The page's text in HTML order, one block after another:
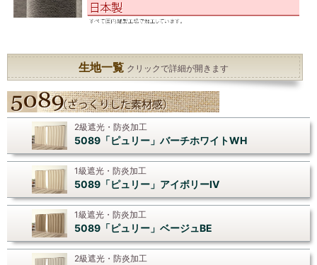
生地一覧 クリックで詳細が開きます
2級遮光・防炎加工
5089「ピュリー」バーチホワイトWH
1級遮光・防炎加工
5089「ピュリー」アイボリーIV
1級遮光・防炎加工
5089「ピュリー」ベージュBE
2級遮光・防炎加工